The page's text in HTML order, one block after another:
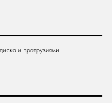
и протрузиями